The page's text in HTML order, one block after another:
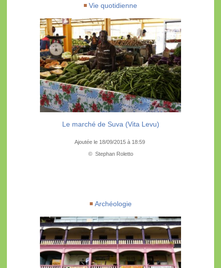
Vie quotidienne
Le marché de Suva (Vita Levu)
Ajoutée le 18/09/2015 à 18:59
© Stephan Roletto
Archéologie